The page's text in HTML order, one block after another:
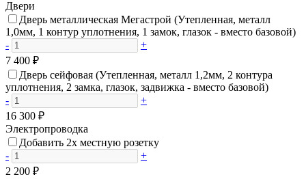
Двери
Дверь металлическая Мегастрой (Утепленная, металл
1,0мм, 1 контур уплотнения, 1 замок, глазок - вместо базовой)
-
+
7 400 ₽
Дверь сейфовая (Утепленная, металл 1,2мм, 2 контура
уплотнения, 2 замка, глазок, задвижка - вместо базовой)
-
+
16 300 ₽
Электропроводка
Добавить 2х местную розетку
-
+
2 200 ₽